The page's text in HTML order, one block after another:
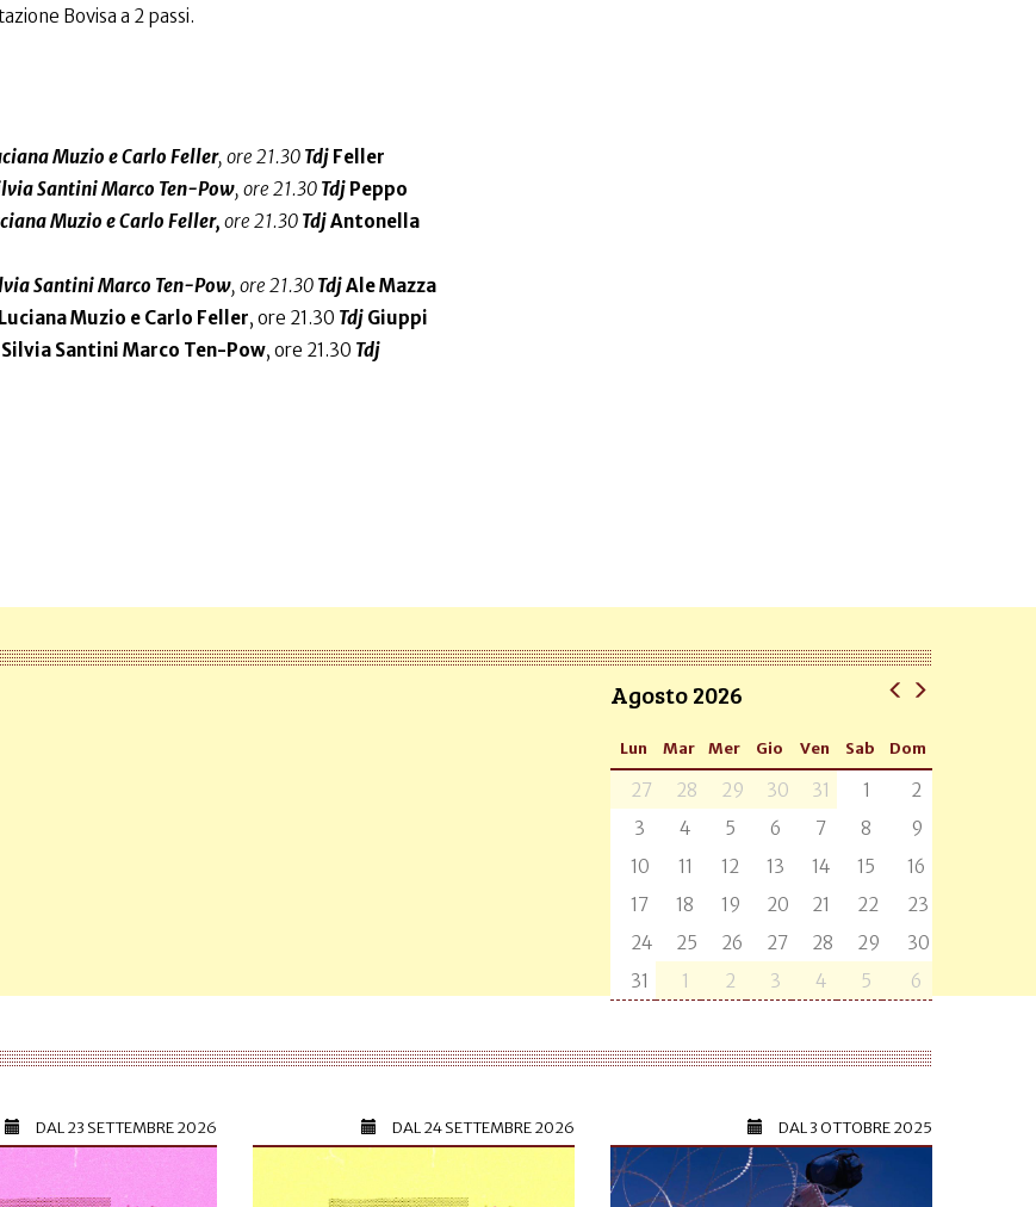
Bovisa a 2 passi.
Muzio e Carlo Feller, ore 21.30 Tdj Feller
Santini Marco Ten-Pow, ore 21.30 Tdj Peppo
Muzio e Carlo Feller, ore 21.30 TdjAntonella
Santini Marco Ten-Pow, ore 21.30 TdjAle Mazza
Luciana Muzio e Carlo Feller, ore 21.30 Tdj Giuppi
Silvia Santini Marco Ten-Pow, ore 21.30 Tdj
Agosto 2026
Lun Mar Mer Gio Ven Sab Dom
27 28 29 30 31 1
2
3
4 5 6 7 8
9
10
11 12 13 14 15
16
17
18 19 20 21 22
23
24
25 26 27 28 29
30
31
1 2 3 4 5 6
DAL23 SETTEMBRE 2026 DAL24 SETTEMBRE 2026 DAL3 OTTOBRE 2025